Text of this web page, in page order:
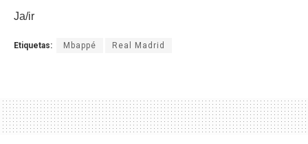
Ja/ir
Etiquetas: Mbappé Real Madrid